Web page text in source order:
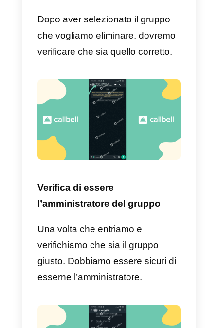
WhatsApp
un gruppo WhatsApp:
Inserisci il gruppo da eliminare
Come primo passo dobbiamo
cercare ed entrare nel gruppo
WhatsApp che desideriamo
eliminare.